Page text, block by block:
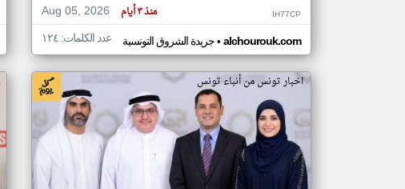
Aug 05, 2026
منذ ٣ أيام IH77CP
جريدة الشروق التونسية• alchourouk.com عدد الكلمات: ١٢٤
اخبار تونس من أنباء تونس